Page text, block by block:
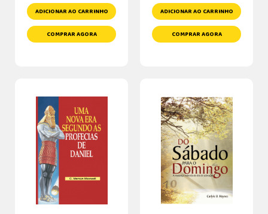
ADICIONAR AO CARRINHO
COMPRAR AGORA
ADICIONAR AO CARRINHO
COMPRAR AGORA